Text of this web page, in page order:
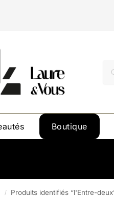
Boutique
/ Produits identifiés “l'Entre-